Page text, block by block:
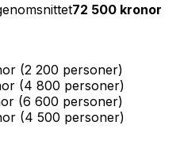
72 500 kronor
(2 200 personer)
(4 800 personer)
(6 600 personer)
(4 500 personer)